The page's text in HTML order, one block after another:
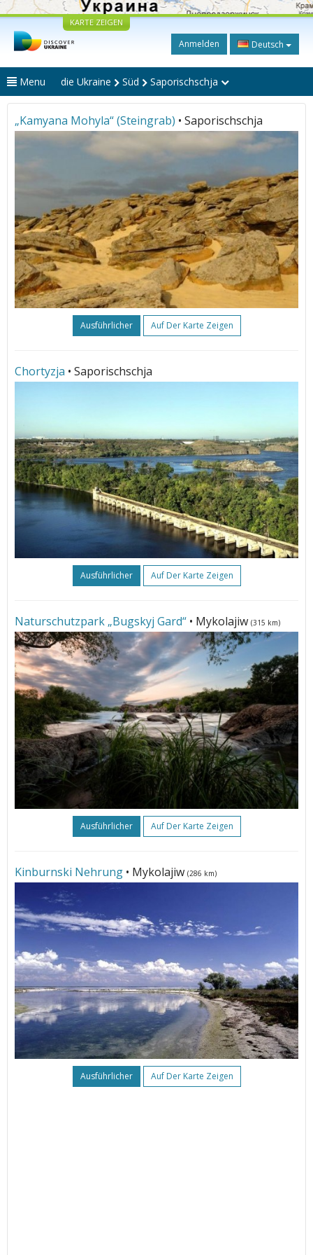
KARTE ZEIGEN
Anmelden Deutsch
Menu die Ukraine Süd Saporischschja
„Kamyana Mohyla“ (Steingrab) • Saporischschja
Ausführlicher Auf Der Karte Zeigen
Chortyzja • Saporischschja
Ausführlicher Auf Der Karte Zeigen
Naturschutzpark „Bugskyj Gard“ • Mykolajiw (315 km)
Ausführlicher Auf Der Karte Zeigen
Kinburnski Nehrung • Mykolajiw (286 km)
Ausführlicher Auf Der Karte Zeigen